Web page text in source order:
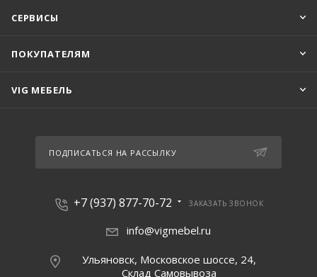
СЕРВИСЫ
ПОКУПАТЕЛЯМ
VIG МЕБЕЛЬ
ПОДПИСАТЬСЯ НА РАССЫЛКУ
+7 (937) 877-70-72 ЗАКАЗАТЬ ЗВОНОК
info@vigmebel.ru
Ульяновск, Московское шоссе, 24,
Склад Cамовывоза